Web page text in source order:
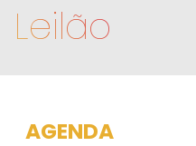
Leilão
AGENDA